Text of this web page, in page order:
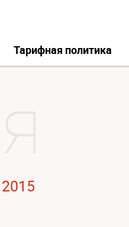
Тарифная политика
2015